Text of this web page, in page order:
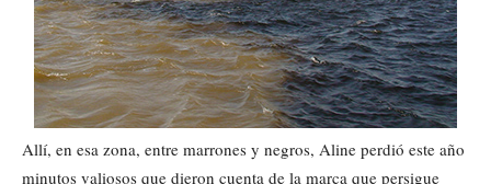
Allí, en esa zona, entre marrones y negros, Aline perdió este año
minutos valiosos que dieron cuenta de la marca que persigue